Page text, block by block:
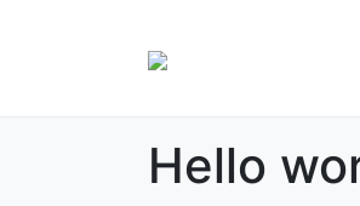
Hello